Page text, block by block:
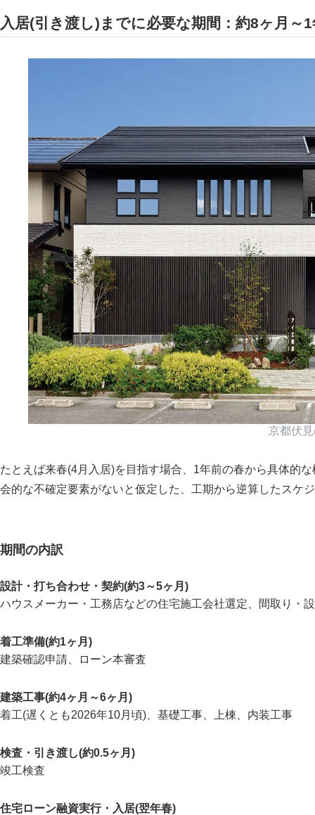
入居(引き渡し)までに必要な期間：約8ヶ月～
京都伏
たとえば来春(4月入居)を目指す場合、1年前の春から具体的
会的な不確定要素がないと仮定した、工期から逆算したスケ
期間の内訳
設計・打ち合わせ・契約(約3～5ヶ月)
ハウスメーカー・工務店などの住宅施工会社選定、間取り・
着工準備(約1ヶ月)
建築確認申請、ローン本審査
建築工事(約4ヶ月～6ヶ月)
着工(遅くとも2026年10月頃)、基礎工事、上棟、内装工事
検査・引き渡し(約0.5ヶ月)
竣工検査
住宅ローン融資実行・入居(翌年春)